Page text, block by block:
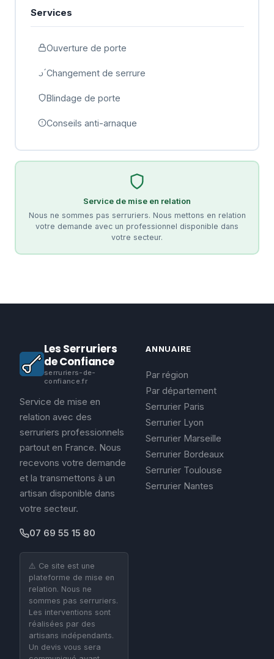
Services
Ouverture de porte
Changement de serrure
Blindage de porte
Conseils anti-arnaque
Service de mise en relation
Nous ne sommes pas serruriers. Nous mettons en relation
votre demande avec un professionnel disponible dans
votre secteur.
Les Serruriers
de Confiance
serruriers-de-
confiance.fr
Service de mise en
relation avec des
serruriers professionnels
partout en France. Nous
recevons votre demande
et la transmettons à un
artisan disponible dans
votre secteur.
07 69 55 15 80
⚠️ Ce site est une
plateforme de mise en
relation. Nous ne
sommes pas serruriers.
Les interventions sont
réalisées par des
artisans indépendants.
Un devis vous sera
ANNUAIRE
Par région
Par département
Serrurier Paris
Serrurier Lyon
Serrurier Marseille
Serrurier Bordeaux
Serrurier Toulouse
Serrurier Nantes